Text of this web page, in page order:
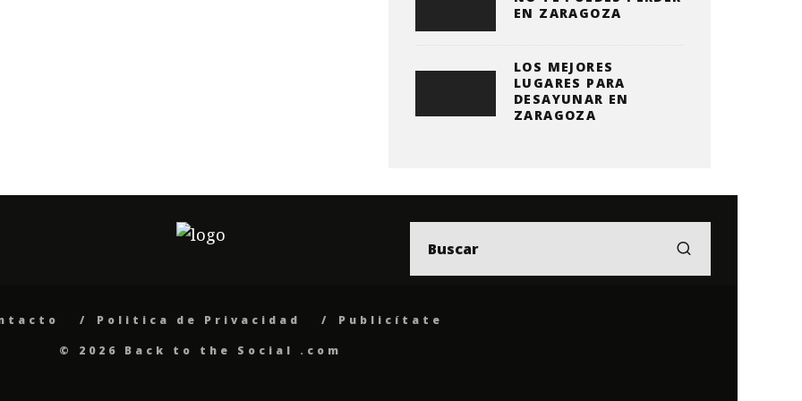
EN ZARAGOZA
LOS MEJORES
LUGARES PARA
DESAYUNAR EN
ZARAGOZA
Politica de Privacidad
Publicítate
© 2026 Back to the Social .com